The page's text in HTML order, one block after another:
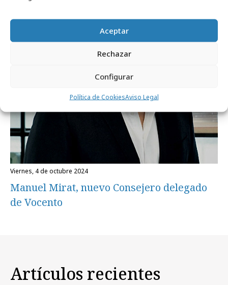
Aceptar
Rechazar
Configurar
Política de CookiesAviso Legal
viernes, 4 de octubre 2024
Manuel Mirat, nuevo Consejero delegado
de Vocento
Artículos recientes